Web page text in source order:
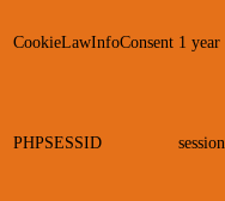
CookieLawInfoConsent 1 year
PHPSESSID session